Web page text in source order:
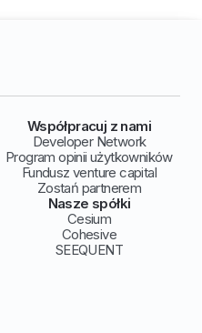
Współpracuj z nami
Developer Network
Program opinii użytkowników
Fundusz venture capital
Zostań partnerem
Nasze spółki
Cesium
Cohesive
SEEQUENT